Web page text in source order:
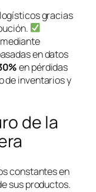
gracias
en datos
en pérdidas
de inventarios y
de la
constantes en
sus productos.